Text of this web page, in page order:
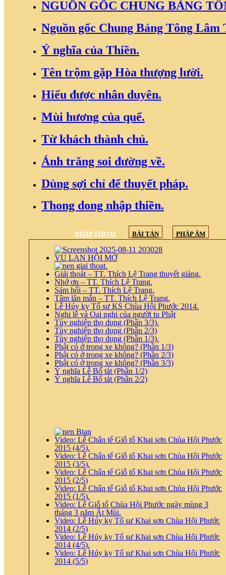
NGUỒN GỐC CHUNG BẢNG
Nguồn gốc Chung Bảng Tông Lâm
Ý nghĩa của Thiền.
Tên trộm gặp Hòa thượng lười.
Hiểu được nhân duyên.
Mùi hương của quế.
Từ khách thành chủ.
Ánh trăng soi đường về.
Dùng sợi chỉ để thuyết pháp.
Thong dong nhập thiền.
PHÁP THOẠI BÁI TÁN PHÁP ÂM
VU LAN HỘI MỞ
Giải thoát – TT. Thích Lệ Trang thuyết giảng.
Nhớ ơn – TT. Thích Lệ Trang.
Sám hối – TT. Thích Lệ Trang.
Tâm lân mẫn – TT. Thích Lệ Trang.
Lễ Húy kỵ Tổ sư KS Chùa Hội Phước 2014.
Nghi lễ và Oai nghi của người tu Phật
Tùy nghiệp thọ dụng (Phần 3/3).
Tùy nghiệp thọ dụng (Phần 2/3)
Tùy nghiệp thọ dụng (Phần 1/3).
Phật có ở trong xe không? (Phần 1/3)
Phật có ở trong xe không? (Phần 2/3)
Phật có ở trong xe không? (Phần 3/3)
Ý nghĩa Lễ Bố tát (Phần 1/2)
Ý nghĩa Lễ Bố tát (Phần 2/2)
Video: Lễ Chẩn tế Giỗ tổ Khai sơn Chùa Hội Phước
2015 (4/5).
Video: Lễ Chẩn tế Giỗ tổ Khai sơn Chùa Hội Phước
2015 (3/5).
Video: Lễ Chẩn tế Giỗ tổ Khai sơn Chùa Hội Phước
2015 (2/5)
Video: Lễ Chẩn tế Giỗ tổ Khai sơn Chùa Hội Phước
2015 (1/5).
Video: Lễ Giỗ tổ Chùa Hội Phước ngày mùng 3
tháng 3 năm Ất Mùi.
Video: Lễ Húy kỵ Tổ sư Khai sơn Chùa Hội Phước
2014 (2/5)
Video: Lễ Húy kỵ Tổ sư Khai sơn Chùa Hội Phước
2014 (4/5).
Video: Lễ Húy kỵ Tổ sư Khai sơn Chùa Hội Phước
2014 (5/5)